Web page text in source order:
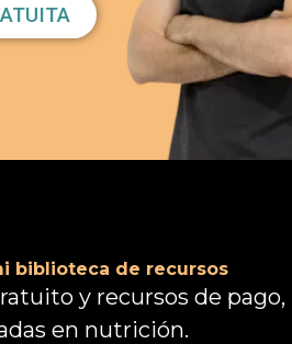
biblioteca de recursos
y recursos de
en nutrición.